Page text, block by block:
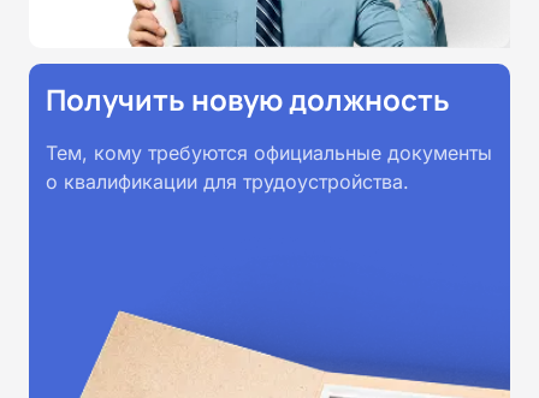
Получить новую должность
Тем, кому требуются официальные документы
о квалификации для трудоустройства.